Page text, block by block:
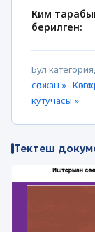
Ким
берилген:
Бул
сөөлжан »
кутучасы »
Тектеш